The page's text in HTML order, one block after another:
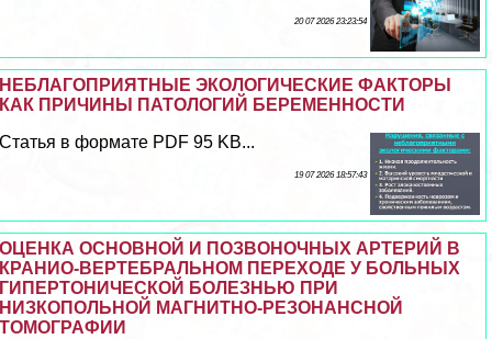
20 07 2026 23:23:54
НЕБЛАГОПРИЯТНЫЕ ЭКОЛОГИЧЕСКИЕ ФАКТОРЫ
КАК ПРИЧИНЫ ПАТОЛОГИЙ БЕРЕМЕННОСТИ
Статья в формате PDF 95 KB...
19 07 2026 18:57:43
ОЦЕНКА ОСНОВНОЙ И ПОЗВОНОЧНЫХ АРТЕРИЙ В
КРАНИО-ВЕРТЕБРАЛЬНОМ ПЕРЕХОДЕ У БОЛЬНЫХ
ГИПЕРТОНИЧЕСКОЙ БОЛЕЗНЬЮ ПРИ
НИЗКОПОЛЬНОЙ МАГНИТНО-РЕЗОНАНСНОЙ
ТОМОГРАФИИ